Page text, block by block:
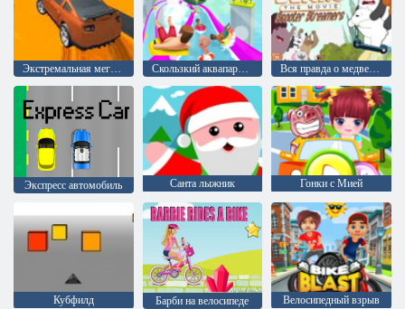
Скользкий аквапарк водных горок
Экспресс автомобиль Санта лыжник Гонки с Мией
Кубфилд Барби на велосипеде Велосипедный взрыв